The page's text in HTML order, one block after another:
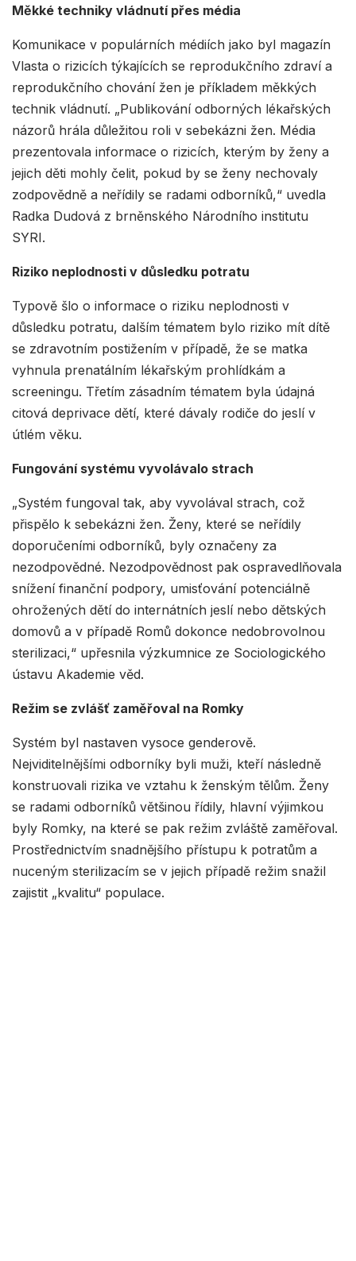
Měkké techniky vládnutí přes média
Komunikace v populárních médiích jako byl magazín
Vlasta o rizicích týkajících se reprodukčního zdraví a
reprodukčního chování žen je příkladem měkkých
technik vládnutí. „Publikování odborných lékařských
názorů hrála důležitou roli v sebekázni žen. Média
prezentovala informace o rizicích, kterým by ženy a
jejich děti mohly čelit, pokud by se ženy nechovaly
zodpovědně a neřídily se radami odborníků,“ uvedla
Radka Dudová z brněnského Národního institutu
SYRI.
Riziko neplodnosti v důsledku potratu
Typově šlo o informace o riziku neplodnosti v
důsledku potratu, dalším tématem bylo riziko mít dítě
se zdravotním postižením v případě, že se matka
vyhnula prenatálním lékařským prohlídkám a
screeningu. Třetím zásadním tématem byla údajná
citová deprivace dětí, které dávaly rodiče do jeslí v
útlém věku.
Fungování systému vyvolávalo strach
„Systém fungoval tak, aby vyvolával strach, což
přispělo k sebekázni žen. Ženy, které se neřídily
doporučeními odborníků, byly označeny za
nezodpovědné. Nezodpovědnost pak ospravedlňovala
snížení finanční podpory, umisťování potenciálně
ohrožených dětí do internátních jeslí nebo dětských
domovů a v případě Romů dokonce nedobrovolnou
sterilizaci,“ upřesnila výzkumnice ze Sociologického
ústavu Akademie věd.
Režim se zvlášť zaměřoval na Romky
Systém byl nastaven vysoce genderově.
Nejviditelnějšími odborníky byli muži, kteří následně
konstruovali rizika ve vztahu k ženským tělům. Ženy
se radami odborníků většinou řídily, hlavní výjimkou
byly Romky, na které se pak režim zvláště zaměřoval.
Prostřednictvím snadnějšího přístupu k potratům a
nuceným sterilizacím se v jejich případě režim snažil
zajistit „kvalitu“ populace.